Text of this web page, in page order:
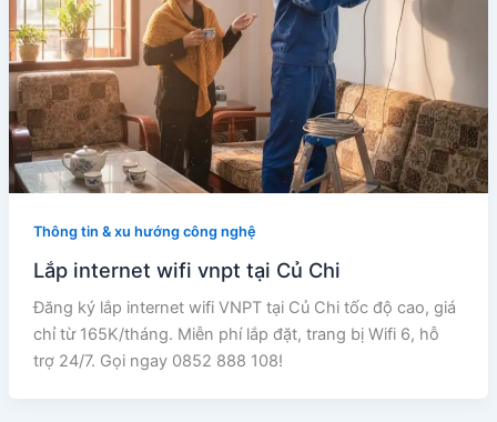
Thông tin & xu hướng công nghệ
Lắp internet wifi vnpt tại Củ Chi
Đăng ký lắp internet wifi VNPT tại Củ Chi tốc độ cao, giá
chỉ từ 165K/tháng. Miễn phí lắp đặt, trang bị Wifi 6, hỗ
trợ 24/7. Gọi ngay 0852 888 108!